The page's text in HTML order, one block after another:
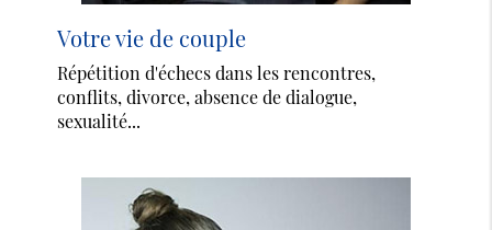
Votre vie de couple
Répétition d'échecs dans les rencontres,
conflits, divorce, absence de dialogue,
sexualité...